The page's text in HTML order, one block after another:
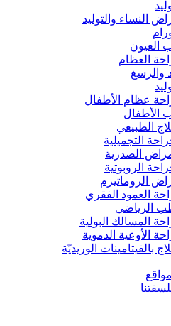
النساء والتوليد
العيون
العظام
والرسغ
عظام الأطفال
الأطفال
الطبيعي
التجميلية
الصدرية
الروبوتية
الروماتيزم
العمود الفقري
الرياضي
المسالك البولية
الأوعية الدموية
بالفيتامينات الوريديّة
مواقع